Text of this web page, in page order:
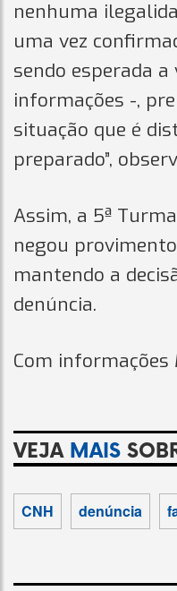
nenhuma
uma vez
sendo esperada a
informações -,
situação que é
preparado”,
Assim, a 5ª
negou
mantendo a
denúncia.
Com informações
VEJA MAIS
CNH denúncia